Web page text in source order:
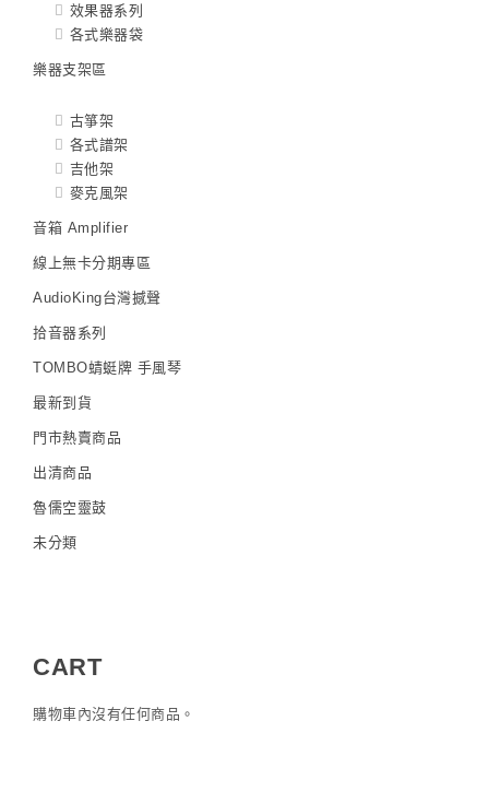
效果器系列
各式樂器袋
樂器支架區
古箏架
各式譜架
吉他架
麥克風架
音箱 Amplifier
線上無卡分期專區
AudioKing台灣撼聲
拾音器系列
TOMBO蜻蜓牌 手風琴
最新到貨
門市熱賣商品
出清商品
魯儒空靈鼓
未分類
CART
購物車內沒有任何商品。